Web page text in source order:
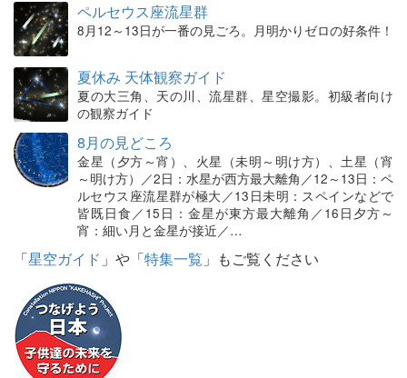
ペルセウス座流星群
8月12～13日が一番の見ごろ。月明かりゼロの好条件！
夏休み 天体観察ガイド
夏の大三角、天の川、流星群、星空撮影。初級者向け
の観察ガイド
8月の見どころ
金星（夕方～宵）、火星（未明～明け方）、土星（宵
～明け方）／2日：水星が西方最大離角／12～13日：ペ
ルセウス座流星群が極大／13日未明：スペインなどで
皆既日食／15日：金星が東方最大離角／16日夕方～
宵：細い月と金星が接近／…
「星空ガイド 」や「特集一覧 」もご覧ください